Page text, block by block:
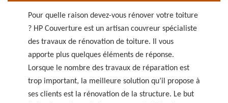
Pour quelle raison devez-vous rénover votre toiture
? HP Couverture est un artisan couvreur spécialiste
des travaux de rénovation de toiture. Il vous
apporte plus quelques éléments de réponse.
Lorsque le nombre des travaux de réparation est
trop important, la meilleure solution qu’il propose à
ses clients est la rénovation de la structure. Le but